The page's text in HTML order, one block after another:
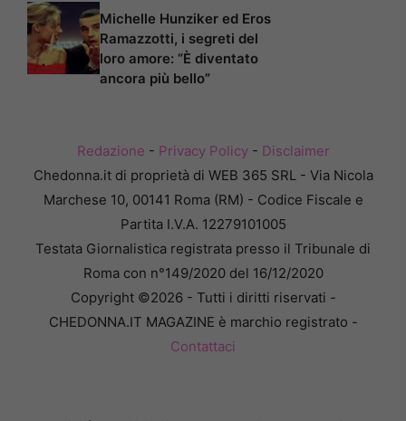
Michelle Hunziker ed Eros
Ramazzotti, i segreti del
loro amore: “È diventato
ancora più bello”
Redazione - Privacy Policy- Disclaimer
Chedonna.it di proprietà di WEB 365 SRL - Via Nicola
Marchese 10, 00141 Roma (RM) - Codice Fiscale e
Partita I.V.A. 12279101005
Testata Giornalistica registrata presso il Tribunale di
Roma con n°149/2020 del 16/12/2020
Copyright ©2026 - Tutti i diritti riservati -
CHEDONNA.IT MAGAZINE è marchio registrato -
Contattaci